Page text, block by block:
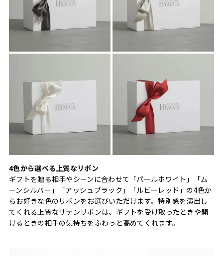
4色から選べる上質なリボン
ギフトを贈る相手やシーンに合わせて「パールホワイト」「ム
ーンシルバー」「アッシュブラック」「ルビーレッド」の4色か
らお好きな色のリボンをお選びいただけます。特別感を演出し
てくれる上質なサテンリボンは、ギフトを受け取ったときや開
けるときの相手の気持ちをふわっと高めてくれます。